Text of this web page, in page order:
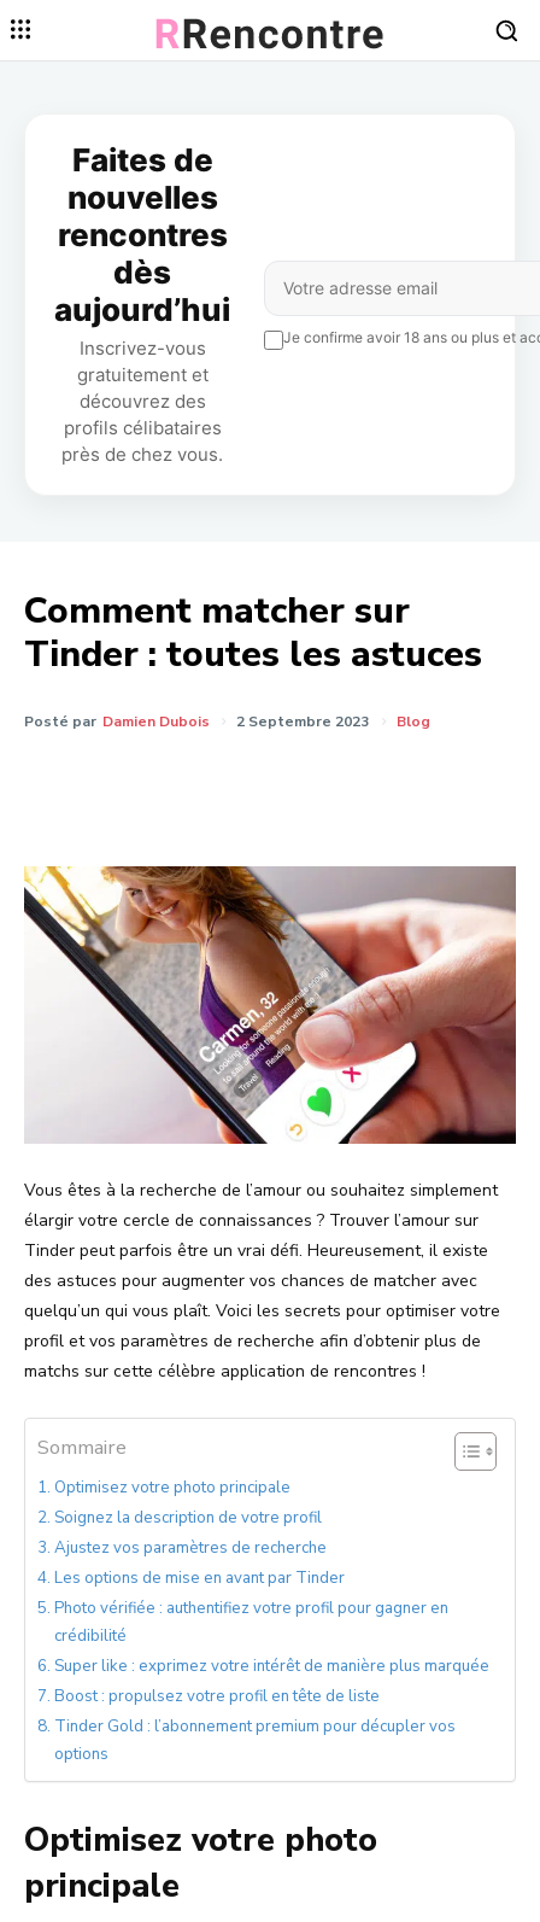
Faites de
nouvelles
rencontres
dès
aujourd’hui
Inscrivez-vous
gratuitement et
découvrez des
profils célibataires
près de chez vous.
Je confirme avoir 18 ans ou plus et
Comment matcher sur
Tinder : toutes les astuces
Posté par Damien Dubois 2 Septembre 2023 Blog
Vous êtes à la recherche de l’amour ou souhaitez simplement
élargir votre cercle de connaissances ? Trouver l’amour sur
Tinder peut parfois être un vrai défi. Heureusement, il existe
des astuces pour augmenter vos chances de matcher avec
quelqu’un qui vous plaît. Voici les secrets pour optimiser votre
profil et vos paramètres de recherche afin d’obtenir plus de
matchs sur cette célèbre application de rencontres !
Sommaire
Optimisez votre photo principale
Soignez la description de votre profil
Ajustez vos paramètres de recherche
Les options de mise en avant par Tinder
Photo vérifiée : authentifiez votre profil pour gagner en
crédibilité
Super like : exprimez votre intérêt de manière plus marquée
Boost : propulsez votre profil en tête de liste
Tinder Gold : l’abonnement premium pour décupler vos
options
Optimisez votre photo
principale